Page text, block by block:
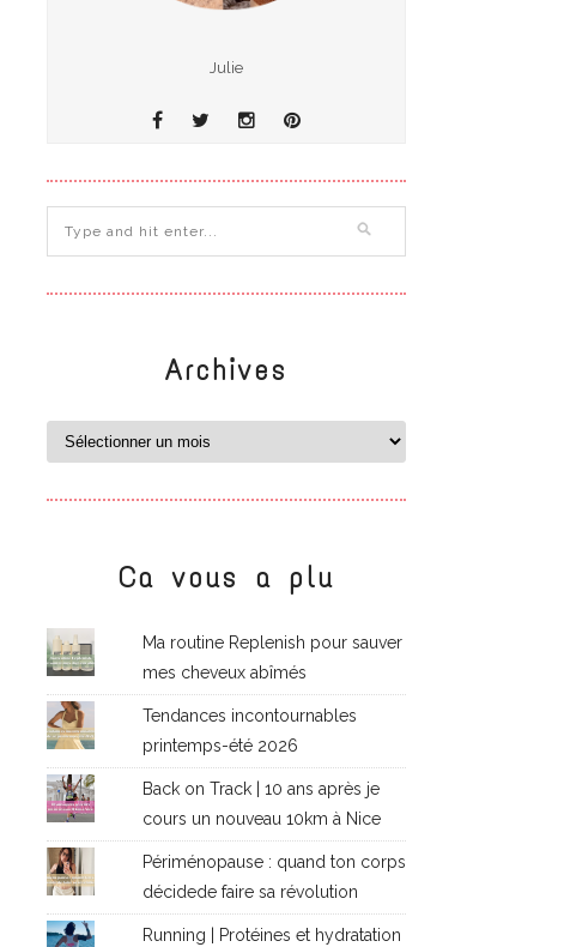
Julie
Archives
Ca vous a plu
Ma routine Replenish pour sauver
mes cheveux abîmés
Tendances incontournables
printemps-été 2026
Back on Track | 10 ans après je
cours un nouveau 10km à Nice
Périménopause : quand ton corps
décidede faire sa révolution
Running | Protéines et hydratation